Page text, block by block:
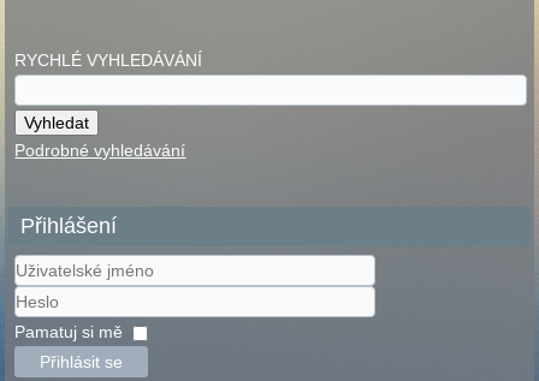
RYCHLÉ VYHLEDÁVÁNÍ
Podrobné vyhledávání
Přihlášení
Uživatelské
jméno
Heslo
Pamatuj si mě
Přihlásit se